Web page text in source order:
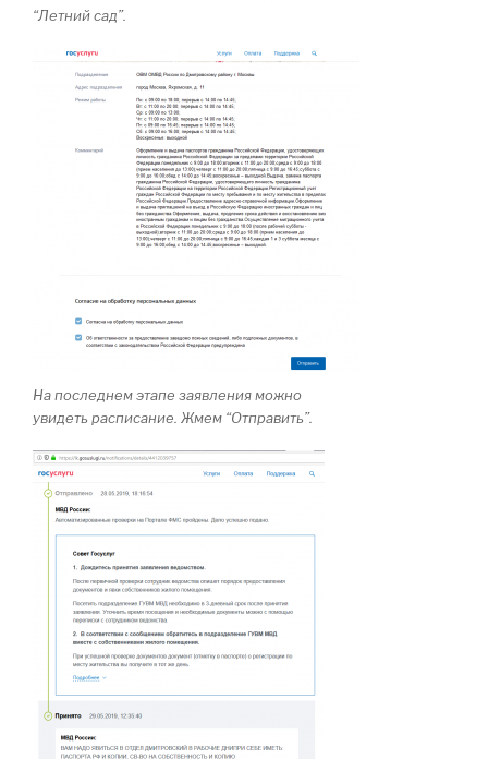
“Летний сад”.
На последнем этапе заявления можно
увидеть расписание. Жмем “Отправить”.